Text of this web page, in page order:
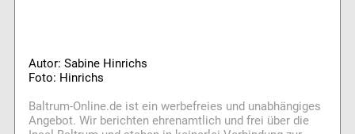
Autor: Sabine Hinrichs
Foto: Hinrichs
Baltrum-Online.de ist ein werbefreies und unabhängiges
Angebot. Wir berichten ehrenamtlich und frei über die